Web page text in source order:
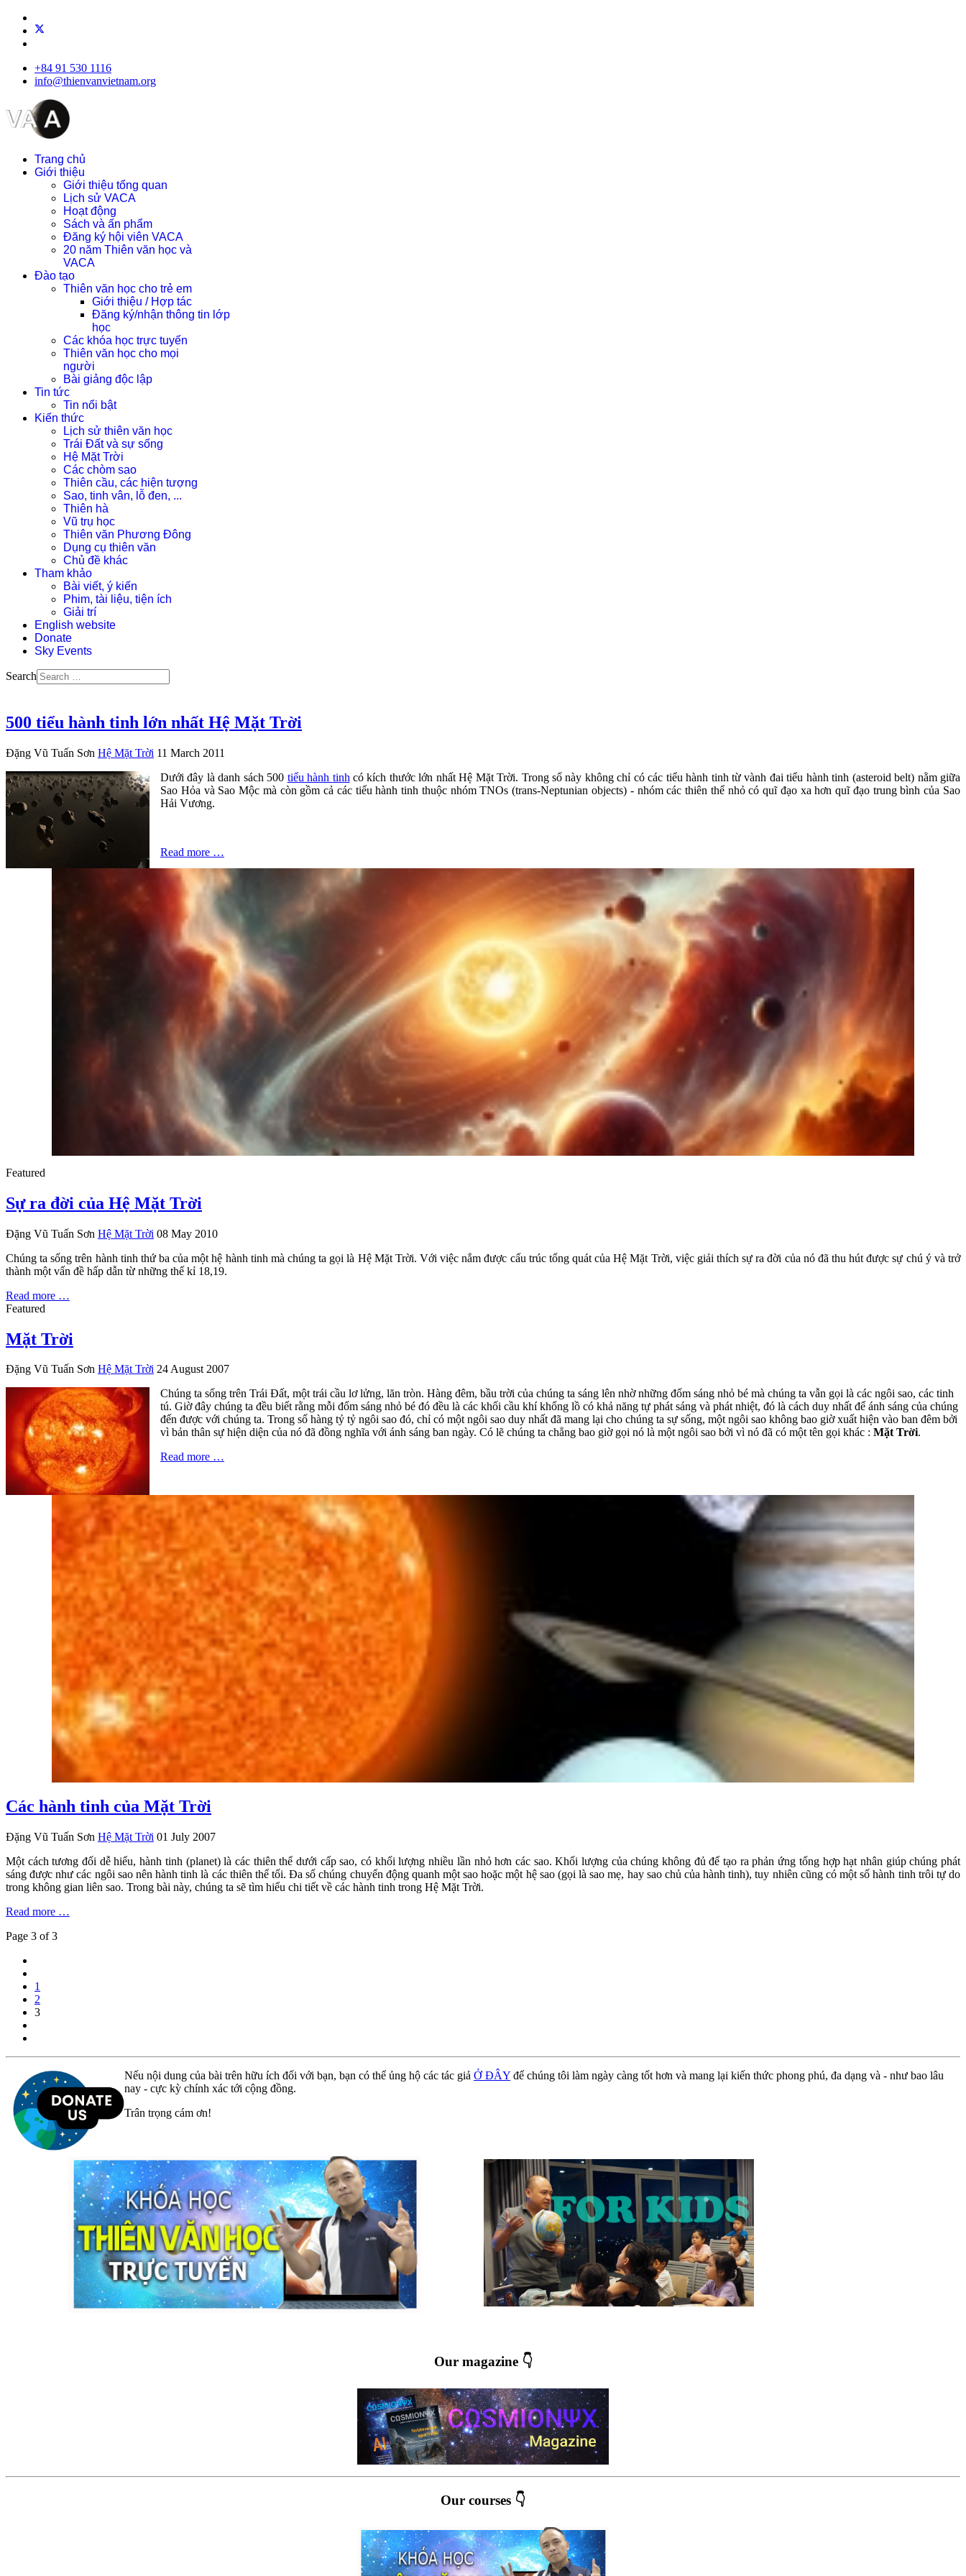
+84 91 530 1116
info@thienvanvietnam.org
Trang chủ
Giới thiệu
Giới thiệu tổng quan
Lịch sử VACA
Hoạt động
Sách và ấn phẩm
Đăng ký hội viên VACA
20 năm Thiên văn học và
VACA
Đào tạo
Thiên văn học cho trẻ em
Giới thiệu / Hợp tác
Đăng ký/nhận thông tin lớp
học
Các khóa học trực tuyến
Thiên văn học cho mọi
người
Bài giảng độc lập
Tin tức
Tin nổi bật
Kiến thức
Lịch sử thiên văn học
Trái Đất và sự sống
Hệ Mặt Trời
Các chòm sao
Thiên cầu, các hiện tượng
Sao, tinh vân, lỗ đen, ...
Thiên hà
Vũ trụ học
Thiên văn Phương Đông
Dụng cụ thiên văn
Chủ đề khác
Tham khảo
Bài viết, ý kiến
Phim, tài liệu, tiện ích
Giải trí
English website
Donate
Sky Events
Search
500 tiểu hành tinh lớn nhất Hệ Mặt Trời
Đặng Vũ Tuấn Sơn Hệ Mặt Trời 11 March 2011
Dưới đây là danh sách 500 tiểu hành tinh có kích thước lớn nhất Hệ Mặt Trời. Trong số này không chỉ có các tiểu hành tinh từ vành đai tiểu hành tinh (asteroid belt) nằm giữa
Sao Hỏa và Sao Mộc mà còn gồm cả các tiểu hành tinh thuộc nhóm TNOs (trans-Neptunian objects) - nhóm các thiên thể nhỏ có quĩ đạo xa hơn quĩ đạo trung bình của Sao
Hải Vương.
Read more …
Featured
Sự ra đời của Hệ Mặt Trời
Đặng Vũ Tuấn Sơn Hệ Mặt Trời 08 May 2010
Chúng ta sống trên hành tinh thứ ba của một hệ hành tinh mà chúng ta gọi là Hệ Mặt Trời. Với việc nắm được cấu trúc tổng quát của Hệ Mặt Trời, việc giải thích sự ra đời của nó đã thu hút được sự chú ý và trở
thành một vấn đề hấp dẫn từ những thế kỉ 18,19.
Read more …
Featured
Mặt Trời
Đặng Vũ Tuấn Sơn Hệ Mặt Trời 24 August 2007
Chúng ta sống trên Trái Đất, một trái cầu lơ lửng, lăn tròn. Hàng đêm, bầu trời của chúng ta sáng lên nhờ những đốm sáng nhỏ bé mà chúng ta vẫn gọi là các ngôi sao, các tinh
tú. Giờ đây chúng ta đều biết rằng mỗi đốm sáng nhỏ bé đó đều là các khối cầu khí khổng lồ có khả năng tự phát sáng và phát nhiệt, đó là cách duy nhất để ánh sáng của chúng
đến được với chúng ta. Trong số hàng tỷ tỷ ngôi sao đó, chỉ có một ngôi sao duy nhất đã mang lại cho chúng ta sự sống, một ngôi sao không bao giờ xuất hiện vào ban đêm bởi
vì bản thân sự hiện diện của nó đã đồng nghĩa với ánh sáng ban ngày. Có lẽ chúng ta chẳng bao giờ gọi nó là một ngôi sao bởi vì nó đã có một tên gọi khác : Mặt Trời.
Read more …
Các hành tinh của Mặt Trời
Đặng Vũ Tuấn Sơn Hệ Mặt Trời 01 July 2007
Một cách tương đối dễ hiểu, hành tinh (planet) là các thiên thể dưới cấp sao, có khối lượng nhiều lần nhỏ hơn các sao. Khối lượng của chúng không đủ để tạo ra phản ứng tổng hợp hạt nhân giúp chúng phát
sáng được như các ngôi sao nên hành tinh là các thiên thể tối. Đa số chúng chuyển động quanh một sao hoặc một hệ sao (gọi là sao mẹ, hay sao chủ của hành tinh), tuy nhiên cũng có một số hành tinh trôi tự do
trong không gian liên sao. Trong bài này, chúng ta sẽ tìm hiểu chi tiết về các hành tinh trong Hệ Mặt Trời.
Read more …
Page 3 of 3
1
2
3
Nếu nội dung của bài trên hữu ích đối với bạn, bạn có thể ủng hộ các tác giả Ở ĐÂY để chúng tôi làm ngày càng tốt hơn và mang lại kiến thức phong phú, đa dạng và - như bao lâu
nay - cực kỳ chính xác tới cộng đồng.
Trân trọng cám ơn!
Our magazine 👇
Our courses 👇